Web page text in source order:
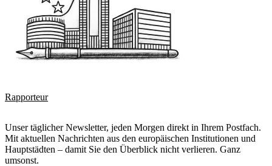
Rapporteur
Unser täglicher Newsletter, jeden Morgen direkt in Ihrem Postfach.
Mit aktuellen Nachrichten aus den europäischen Institutionen und
Hauptstädten – damit Sie den Überblick nicht verlieren. Ganz
umsonst.